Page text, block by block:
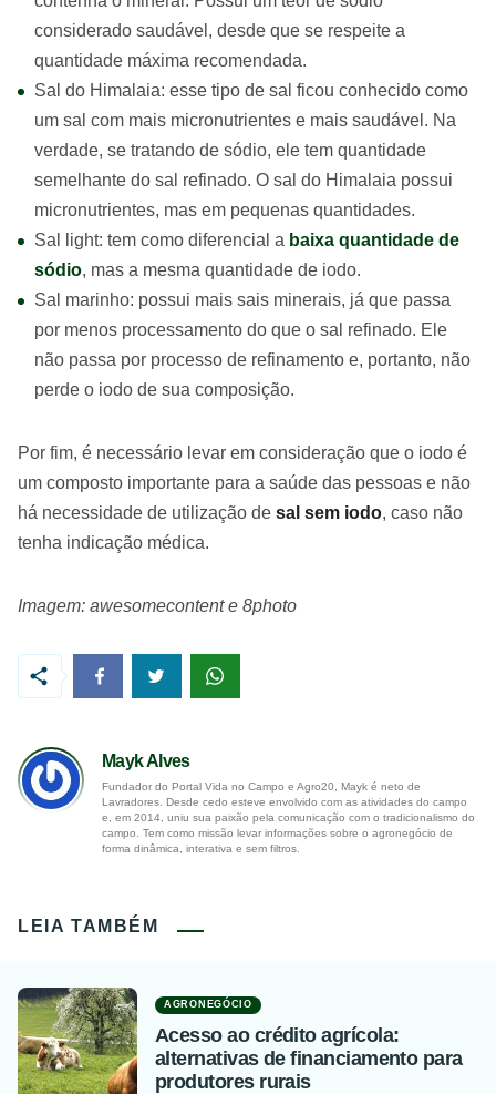
considerado saudável, desde que se respeite a
quantidade máxima recomendada.
Sal do Himalaia: esse tipo de sal ficou conhecido como
um sal com mais micronutrientes e mais saudável. Na
verdade, se tratando de sódio, ele tem quantidade
semelhante do sal refinado. O sal do Himalaia possui
micronutrientes, mas em pequenas quantidades.
Sal light: tem como diferencial a baixa quantidade de
sódio, mas a mesma quantidade de iodo.
Sal marinho: possui mais sais minerais, já que passa
por menos processamento do que o sal refinado. Ele
não passa por processo de refinamento e, portanto, não
perde o iodo de sua composição.
Por fim, é necessário levar em consideração que o iodo é
um composto importante para a saúde das pessoas e não
há necessidade de utilização de sal sem iodo, caso não
tenha indicação médica.
Imagem: awesomecontent e 8photo
Mayk Alves
Fundador do Portal Vida no Campo e Agro20, Mayk é neto de
Lavradores. Desde cedo esteve envolvido com as atividades do campo
e, em 2014, uniu sua paixão pela comunicação com o tradicionalismo do
campo. Tem como missão levar informações sobre o agronegócio de
forma dinâmica, interativa e sem filtros.
LEIA TAMBÉM
AGRONEGÓCIO
Acesso ao crédito agrícola:
alternativas de financiamento para
produtores rurais